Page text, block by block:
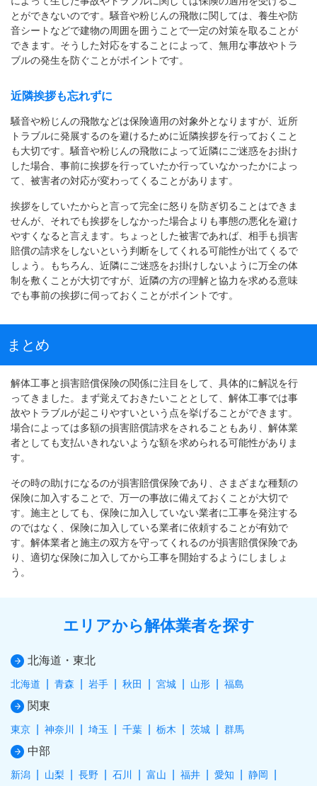
とができないのです。騒音や粉じんの飛散に関しては、養生や防
音シートなどで建物の周囲を囲うことで一定の対策を取ることが
できます。そうした対応をすることによって、無用な事故やトラ
ブルの発生を防ぐことがポイントです。
近隣挨拶も忘れずに
騒音や粉じんの飛散などは保険適用の対象外となりますが、近所
トラブルに発展するのを避けるために近隣挨拶を行っておくこと
も大切です。騒音や粉じんの飛散によって近隣にご迷惑をお掛け
した場合、事前に挨拶を行っていたか行っていなかったかによっ
て、被害者の対応が変わってくることがあります。
挨拶をしていたからと言って完全に怒りを防ぎ切ることはできま
せんが、それでも挨拶をしなかった場合よりも事態の悪化を避け
やすくなると言えます。ちょっとした被害であれば、相手も損害
賠償の請求をしないという判断をしてくれる可能性が出てくるで
しょう。もちろん、近隣にご迷惑をお掛けしないように万全の体
制を敷くことが大切ですが、近隣の方の理解と協力を求める意味
でも事前の挨拶に伺っておくことがポイントです。
まとめ
解体工事と損害賠償保険の関係に注目をして、具体的に解説を行
ってきました。まず覚えておきたいこととして、解体工事では事
故やトラブルが起こりやすいという点を挙げることができます。
場合によっては多額の損害賠償請求をされることもあり、解体業
者としても支払いきれないような額を求められる可能性がありま
す。
その時の助けになるのが損害賠償保険であり、さまざまな種類の
保険に加入することで、万一の事故に備えておくことが大切で
す。施主としても、保険に加入していない業者に工事を発注する
のではなく、保険に加入している業者に依頼することが有効で
す。解体業者と施主の双方を守ってくれるのが損害賠償保険であ
り、適切な保険に加入してから工事を開始するようにしましょ
う。
エリアから解体業者を探す
北海道・東北
北海道 青森 岩手 秋田 宮城 山形 福島
関東
東京 神奈川 埼玉 千葉 栃木 茨城 群馬
中部
新潟 山梨 長野 石川 富山 福井 愛知
静岡